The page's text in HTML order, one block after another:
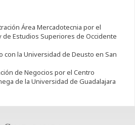
Área Mercadotecnia por el
Estudios Superiores de Occidente
con la Universidad de Deusto en San
de Negocios por el Centro
de la Universidad de Guadalajara